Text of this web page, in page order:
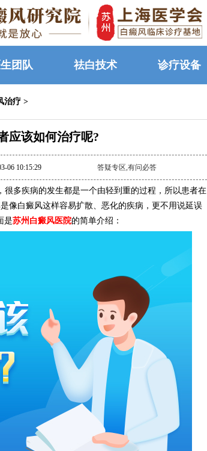
团队 祛白技术 诊疗设备
治疗 >
应该如何治疗呢?
06 10:15:29 答疑专区,有问必答
很多疾病的发生都是一个由轻到重的过程，所以患者在
像白癜风这样容易扩散、恶化的疾病，更不用说延误
是苏州白癜风医院的简单介绍：